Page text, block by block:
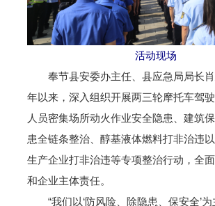
活动现场
奉节县安委办主任、县应急局局长肖
年以来，深入组织开展两三轮摩托车驾驶
人员密集场所动火作业安全隐患、建筑
患全链条整治、醇基液体燃料打非治违
生产企业打非治违等专项整治行动，全
和企业主体责任。
“我们以‘防风险、除隐患、保安全’为